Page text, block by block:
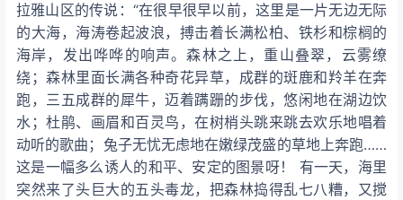
拉雅山区的传说：“在很早很早以前，这里是一片无边无际
的大海，海涛卷起波浪，搏击着长满松柏、铁杉和棕榈的
海岸，发出哗哗的响声。森林之上，重山叠翠，云雾缭
绕；森林里面长满各种奇花异草，成群的斑鹿和羚羊在奔
跑，三五成群的犀牛，迈着蹒跚的步伐，悠闲地在湖边饮
水；杜鹃、画眉和百灵鸟，在树梢头跳来跳去欢乐地唱着
动听的歌曲；兔子无忧无虑地在嫩绿茂盛的草地上奔跑……
这是一幅多么诱人的和平、安定的图景呀！ 有一天，海里
突然来了头巨大的五头毒龙，把森林捣得乱七八糟，又搅